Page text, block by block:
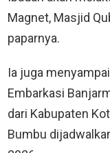
Magnet, Masjid
paparnya.
Ia juga
Embarkasi
dari Kabupaten
Bumbu